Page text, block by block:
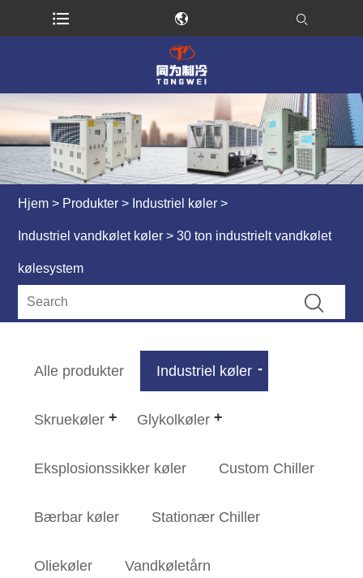
Hjem > Produkter > Industriel køler >
Industriel vandkølet køler > 30 ton industrielt vandkølet
kølesystem
Alle produkter Industriel køler
Skruekøler Glykolkøler
Eksplosionssikker køler Custom Chiller
Bærbar køler Stationær Chiller
Oliekøler Vandkøletårn